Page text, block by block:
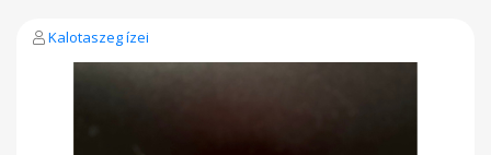
Kalotaszeg ízei